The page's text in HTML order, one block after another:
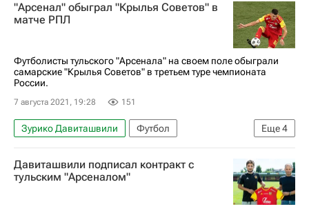
РПЛ 2026-2027 (Чемпионат России по футболу)
Резиуан Мирзов
"Арсенал" обыграл "Крылья Cоветов" в
матче РПЛ
Футболисты тульского "Арсенала" на своем поле обыграли
самарские "Крылья Советов" в третьем туре чемпионата
России.
7 августа 2021, 19:28 151
Еще4
Зурико Давиташвили
Футбол
Иван Сергеев (1995)
Арсенал (Тула)
Крылья Советов
Даниил Хлусевич
Давиташвили подписал контракт с
тульским "Арсеналом"